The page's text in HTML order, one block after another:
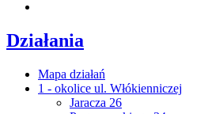
Działania
Mapa działań
1 - okolice ul. Włókienniczej
Jaracza 26